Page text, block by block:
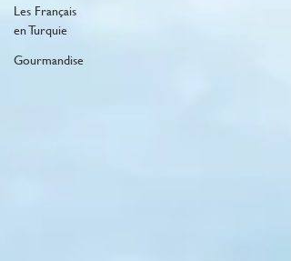
Les Français
en Turquie
Gourmandise